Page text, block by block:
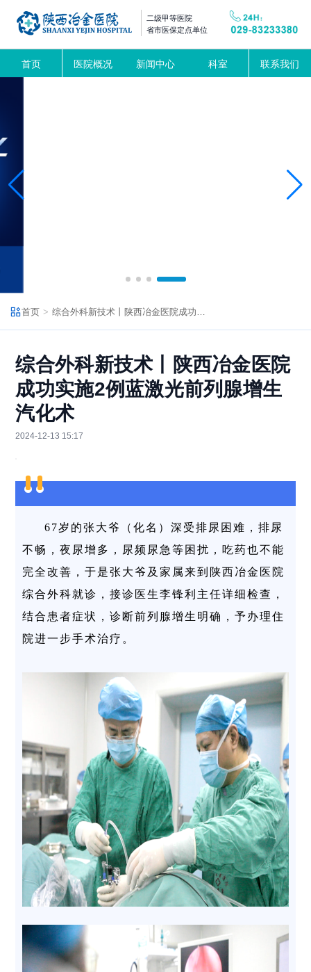
二级甲等医院
省市医保定点单位
首页 医院概况 新闻中心 科室 联系我们
首页
综合外科新技术丨陕西冶金医院
成功实施2例蓝激光前列腺增生
汽化术
2024-12-13 15:17
67岁的张大爷（化名）深受排尿困难，排尿
不畅，夜尿增多，尿频尿急等困扰，吃药也不能
完全改善，于是张大爷及家属来到陕西冶金医院
综合外科就诊，接诊医生李锋利主任详细检查，
结合患者症状，诊断前列腺增生明确，予办理住
院进一步手术治疗。